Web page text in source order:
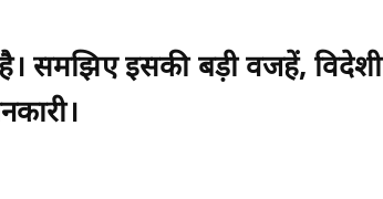
समझिए इसकी बड़ी वजहें, विदेशी